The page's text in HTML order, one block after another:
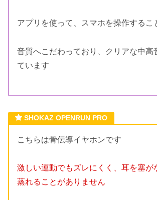
アプリを使って、スマホを操作するこ
音質へこだわっており、クリアな中高
ています
SHOKAZ OPENRUN PRO
こちらは骨伝導イヤホンです
激しい運動でもズレにくく、耳を塞が
蒸れることがありません